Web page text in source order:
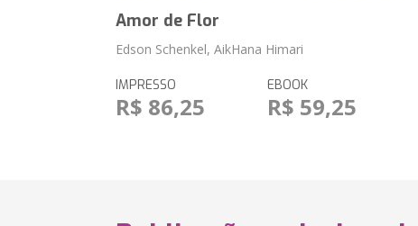
Amor de Flor
Edson Schenkel, AikHana Himari
IMPRESSO
R$ 86,25
EBOOK
R$ 59,25